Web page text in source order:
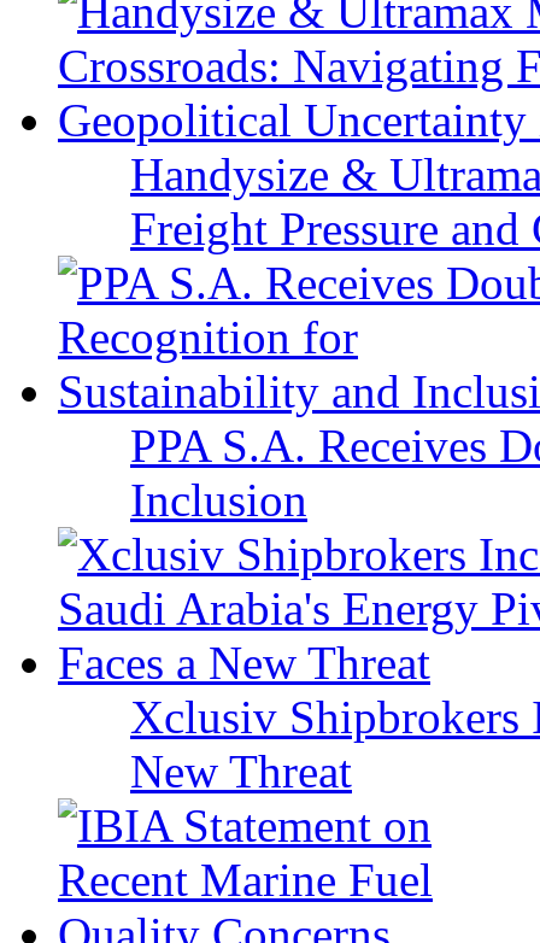
Handysize &
Freight Pressure
PPA S.A. Receives
Inclusion
Xclusiv Shipbrokers
New Threat